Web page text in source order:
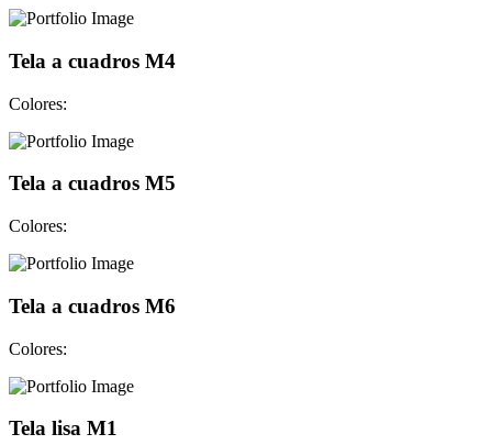
Tela a cuadros M4
Colores:
Tela a cuadros M5
Colores:
Tela a cuadros M6
Colores:
Tela lisa M1